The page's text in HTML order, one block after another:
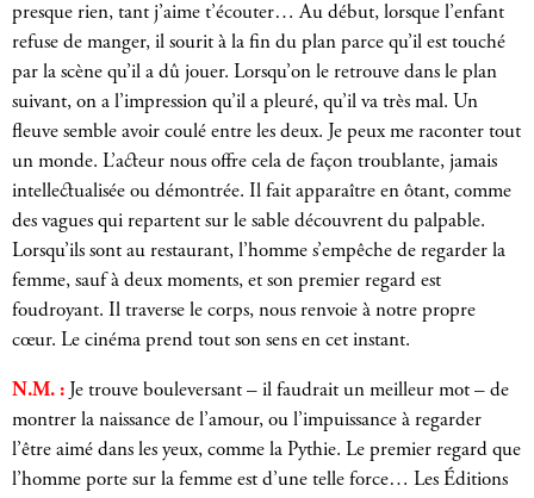
presque rien, tant j’aime t’écouter… Au début, lorsque l’enfant
refuse de manger, il sourit à la fin du plan parce qu’il est touché
par la scène qu’il a dû jouer. Lorsqu’on le retrouve dans le plan
suivant, on a l’impression qu’il a pleuré, qu’il va très mal. Un
fleuve semble avoir coulé entre les deux. Je peux me raconter tout
un monde. L’acteur nous offre cela de façon troublante, jamais
intellectualisée ou démontrée. Il fait apparaître en ôtant, comme
des vagues qui repartent sur le sable découvrent du palpable.
Lorsqu’ils sont au restaurant, l’homme s’empêche de regarder la
femme, sauf à deux moments, et son premier regard est
foudroyant. Il traverse le corps, nous renvoie à notre propre
cœur. Le cinéma prend tout son sens en cet instant.
N.M. : Je trouve bouleversant – il faudrait un meilleur mot – de
montrer la naissance de l’amour, ou l’impuissance à regarder
l’être aimé dans les yeux, comme la Pythie. Le premier regard que
l’homme porte sur la femme est d’une telle force… Les Éditions